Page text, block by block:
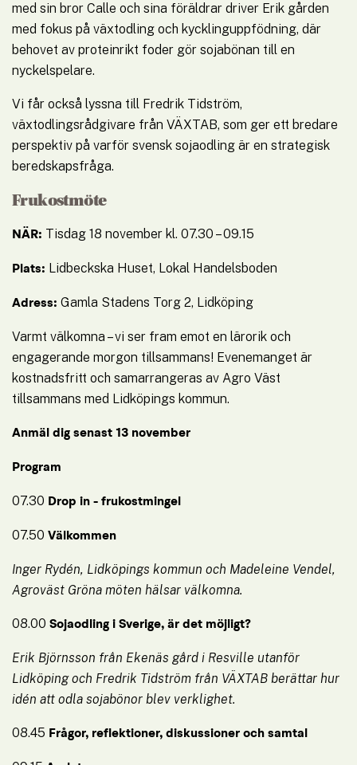
med sin bror Calle och sina föräldrar driver Erik gården
med fokus på växtodling och kycklinguppfödning, där
behovet av proteinrikt foder gör sojabönan till en
nyckelspelare.
Vi får också lyssna till Fredrik Tidström,
växtodlingsrådgivare från VÄXTAB, som ger ett bredare
perspektiv på varför svensk sojaodling är en strategisk
beredskapsfråga.
Frukostmöte
NÄR: Tisdag 18 november kl. 07.30 – 09.15
Plats: Lidbeckska Huset, Lokal Handelsboden
Adress: Gamla Stadens Torg 2, Lidköping
Varmt välkomna – vi ser fram emot en lärorik och
engagerande morgon tillsammans! Evenemanget är
kostnadsfritt och samarrangeras av Agro Väst
tillsammans med Lidköpings kommun.
Anmäl dig senast 13 november
Program
07.30 Drop in - frukostmingel
07.50 Välkommen
Inger Rydén, Lidköpings kommun och Madeleine Vendel,
Agroväst Gröna möten hälsar välkomna.
08.00 Sojaodling i Sverige, är det möjligt?
Erik Björnsson från Ekenäs gård i Resville utanför
Lidköping och Fredrik Tidström från VÄXTAB berättar hur
idén att odla sojabönor blev verklighet.
08.45 Frågor, reflektioner, diskussioner och samtal